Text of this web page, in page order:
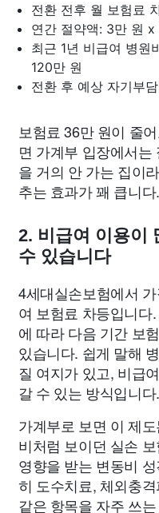
전환 전후 월 보험료
연간 절약액: 3만 원
최근 1년 비급여 병원
120만 원
전환 후 예상 자기부
보험료 36만 원이 줄
면 가계부 입장에서
을 거의 안 가는 집이
추는 효과가 꽤 큽니다.
2. 비급여 이용이
수 있습니다
4세대실손보험에서
여 보험료 차등입니다
에 따라 다음 기간 보
있습니다. 쉽게 말해
질 여지가 있고, 비급
갈 수 있는 방식입니다.
가계부로 보면 이 제
비처럼 보이던 실손
영향을 받는 변동비
히 도수치료, 체외충
같은 항목을 자주 쓰